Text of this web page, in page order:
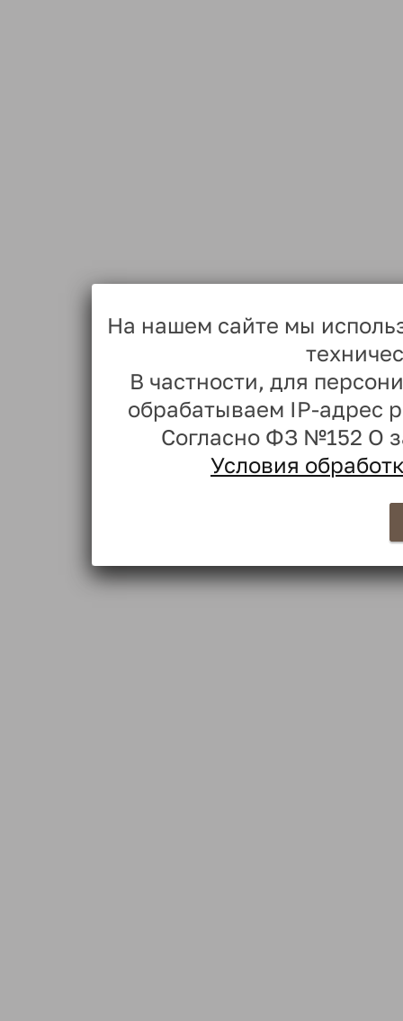
На нашем сайте мы
В частности, для
обрабатываем IP-адрес
Согласно ФЗ №152 О
Условия